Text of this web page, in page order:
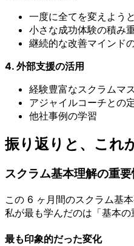
一度に全てを変えよう
小さな成功体験の積み
継続的な改善マインド
4. 外部支援の活用
経験豊富なスクラムマ
アジャイルコーチとの
他社事例の学習
振り返りと、これ
スクラム基本理解の重
この 6 ヶ月間のスクラム基
私が最も学んだのは「基本の
最も印象的だった変化